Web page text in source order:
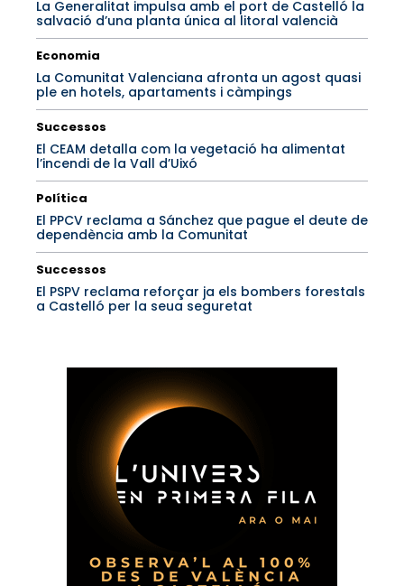
La Generalitat impulsa amb el port de Castelló la
salvació d’una planta única al litoral valencià
Economia
La Comunitat Valenciana afronta un agost quasi
ple en hotels, apartaments i càmpings
Successos
El CEAM detalla com la vegetació ha alimentat
l’incendi de la Vall d’Uixó
Política
El PPCV reclama a Sánchez que pague el deute de
dependència amb la Comunitat
Successos
El PSPV reclama reforçar ja els bombers forestals
a Castelló per la seua seguretat